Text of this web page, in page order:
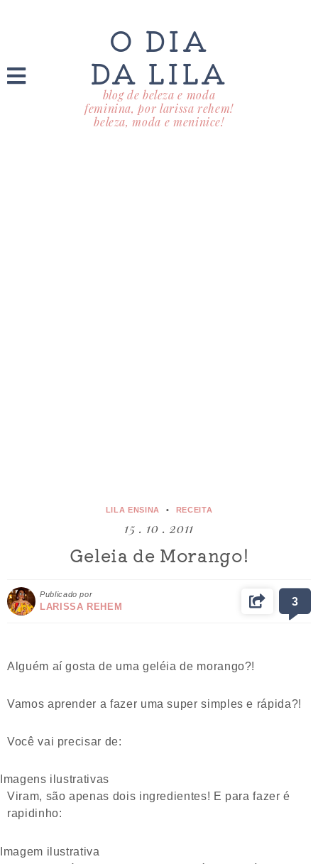
O DIA
DA LILA
blog de beleza e moda
feminina, por larissa rehem!
beleza, moda e meninice!
LILA ENSINA RECEITA
15 . 10 . 2011
Geleia de Morango!
Publicado por
LARISSA REHEM 3
Alguém aí gosta de uma geléia de morango?!
Vamos aprender a fazer uma super simples e rápida?!
Você vai precisar de:
Imagens ilustrativas
Viram, são apenas dois ingredientes! E para fazer é
rapidinho:
Imagem ilustrativa